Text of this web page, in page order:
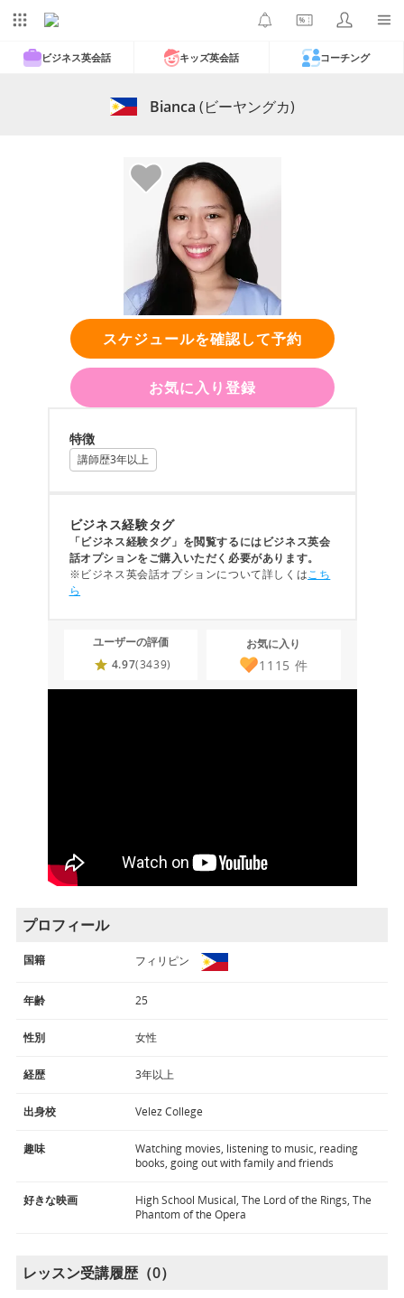
ビジネス英会話 キッズ英会話 コーチング
Bianca (ビーヤングカ)
スケジュールを確認して予約
お気に入り登録
特徴
講師歴3年以上
ビジネス経験タグ
「ビジネス経験タグ」を閲覧するにはビジネス英会
話オプションをご購入いただく必要があります。
※ビジネス英会話オプションについて詳しくはこち
ら
ユーザーの評価
4.97(3439)
お気に入り
1115 件
プロフィール
国籍 フィリピン
年齢 25
性別 女性
経歴 3年以上
出身校 Velez College
趣味
Watching movies, listening to music, reading
books, going out with family and friends
好きな映画
High School Musical, The Lord of the Rings, The
Phantom of the Opera
レッスン受講履歴（0）